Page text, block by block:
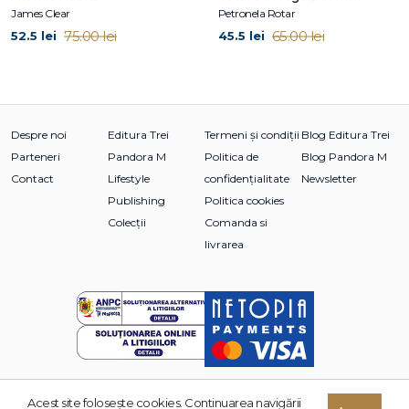
prestigioase instituții de educație, precum Harvard Business
School.
James Clear
52.5 lei 75.00 lei
Petronela Rotar
45.5 lei 65.00 lei
Despre noi
Parteneri
Contact
Editura Trei
Pandora M
Lifestyle
Publishing
Colecții
Termeni și condiții
Politica de
confidențialitate
Politica cookies
Comanda si
livrarea
Blog Editura Trei
Blog Pandora M
Newsletter
Acest site foloseşte cookies. Continuarea navigării